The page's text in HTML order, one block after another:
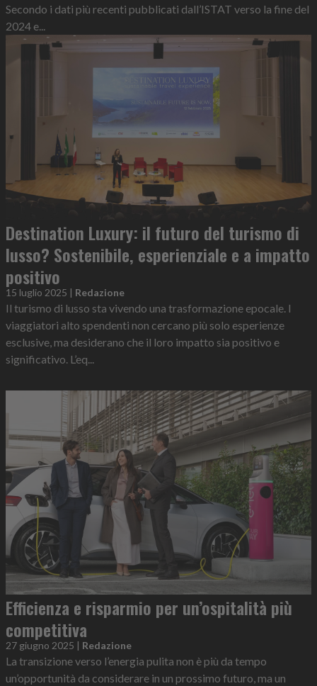
Secondo i dati più recenti pubblicati dall’ISTAT verso la fine del
2024 e...
Destination Luxury: il futuro del turismo di
lusso? Sostenibile, esperienziale e a impatto
positivo
15 luglio 2025 | Redazione
Il turismo di lusso sta vivendo una trasformazione epocale. I
viaggiatori alto spendenti non cercano più solo esperienze
esclusive, ma desiderano che il loro impatto sia positivo e
significativo. L’eq...
Efficienza e risparmio per un’ospitalità più
competitiva
27 giugno 2025 | Redazione
La transizione verso l’energia pulita non è più da tempo
un’opportunità da considerare in un prossimo futuro, ma un